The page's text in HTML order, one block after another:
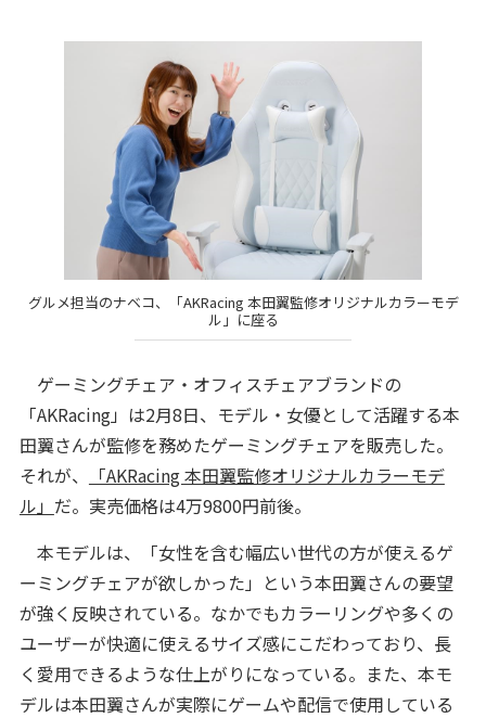
グルメ担当のナベコ、「AKRacing 本田翼監修オリジナルカラーモデ
ル」に座る
ゲーミングチェア・オフィスチェアブランドの
「AKRacing」は2月8日、モデル・女優として活躍する本
田翼さんが監修を務めたゲーミングチェアを販売した。
それが、
「AKRacing 本田翼監修オリジナルカラーモデ
ル」 だ。実売価格は4万9800円前後。
本モデルは、「女性を含む幅広い世代の方が使えるゲ
ーミングチェアが欲しかった」という本田翼さんの要望
が強く反映されている。なかでもカラーリングや多くの
ユーザーが快適に使えるサイズ感にこだわっており、長
く愛用できるような仕上がりになっている。また、本モ
デルは本田翼さんが実際にゲームや配信で使用している